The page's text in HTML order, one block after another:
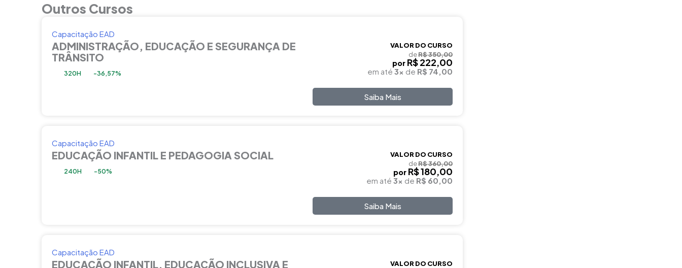
Outros Cursos
Capacitação EAD
ADMINISTRAÇÃO, EDUCAÇÃO E SEGURANÇA DE
TRÂNSITO
320H -36,57%
VALOR DO CURSO
deR$ 350,00
por R$ 222,00
em até 3x de R$ 74,00
Saiba Mais
Capacitação EAD
EDUCAÇÃO INFANTIL E PEDAGOGIA SOCIAL
240H -50%
VALOR DO CURSO
deR$ 360,00
por R$ 180,00
em até 3x de R$ 60,00
Saiba Mais
Capacitação EAD
EDUCAÇÃO INFANTIL, EDUCAÇÃO INCLUSIVA E
VALOR DO CURSO